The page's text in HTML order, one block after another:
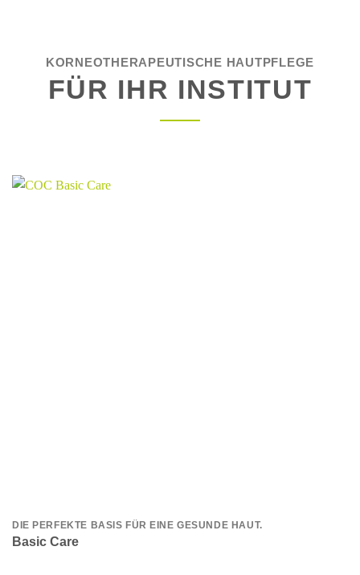
KORNEOTHERAPEUTISCHE HAUTPFLEGE
FÜR IHR INSTITUT
DIE PERFEKTE BASIS FÜR EINE GESUNDE HAUT.
Basic Care